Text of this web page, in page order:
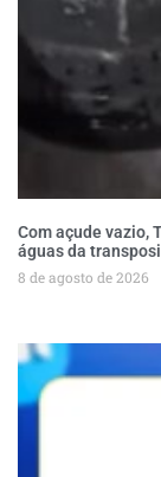
Com açude vazio,
águas da
8 de agosto de 2026